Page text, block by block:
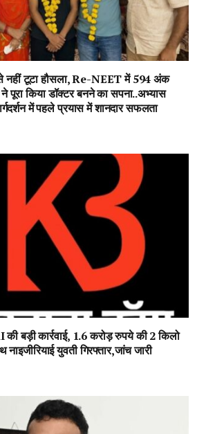
से नहीं टूटा हौसला, Re-NEET में 594 अंक
पूरा किया डॉक्टर बनने का सपना..अभ्यास
में पहले प्रयास में शानदार सफलता
बड़ी कार्रवाई, 1.6 करोड़ रुपये की 2 किलो
युवती गिरफ्तार,जांच जारी